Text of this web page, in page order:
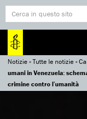
Notizie»Tutte le notizie»
umani in Venezuela:
crimine contro l’umanità